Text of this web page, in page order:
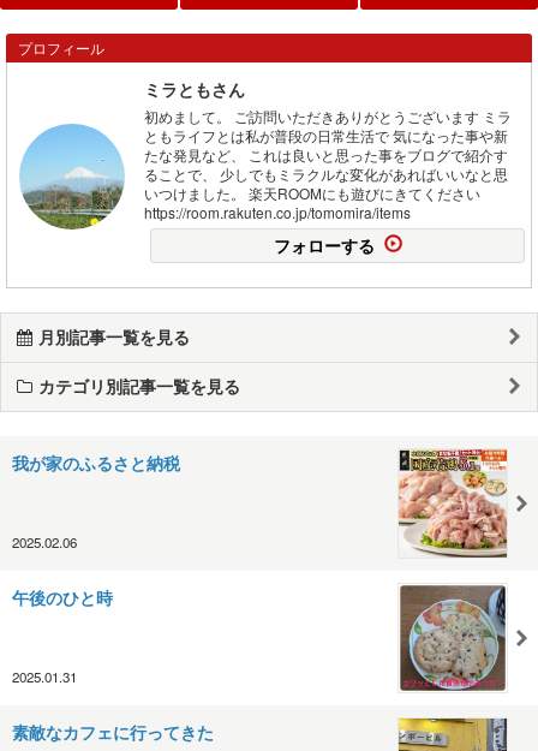
プロフィール
ミラともさん
初めまして。 ご訪問いただきありがとうございます ミラ
ともライフとは私が普段の日常生活で 気になった事や新
たな発見など、 これは良いと思った事をブログで紹介す
ることで、 少しでもミラクルな変化があればいいなと思
いつけました。 楽天ROOMにも遊びにきてください
https://room.rakuten.co.jp/tomomira/items
フォローする
月別記事一覧を見る
カテゴリ別記事一覧を見る
我が家のふるさと納税
2025.02.06
午後のひと時
2025.01.31
素敵なカフェに行ってきた